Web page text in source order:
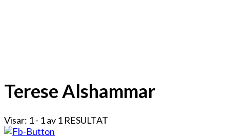
Terese Alshammar
Visar: 1 - 1 av 1 RESULTAT